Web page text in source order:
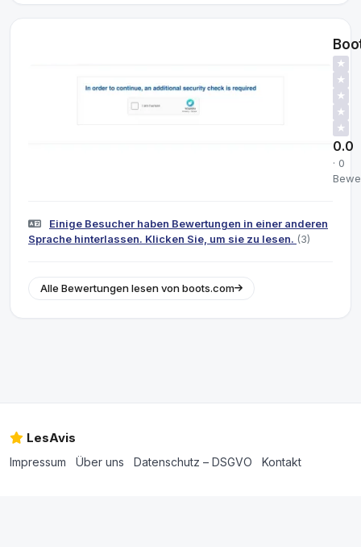
★
★
★
★
★
0.0
· 0
Einige Besucher haben Bewertungen in einer anderen
Sprache hinterlassen. Klicken Sie, um sie zu lesen. (3)
Alle Bewertungen lesen von boots.com
LesAvis
Impressum Über uns Datenschutz – DSGVO Kontakt